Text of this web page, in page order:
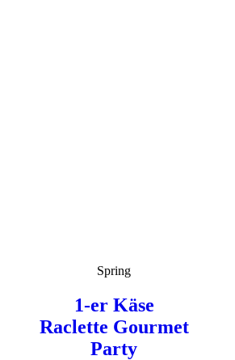
Spring
1-er Käse
Raclette Gourmet
Party